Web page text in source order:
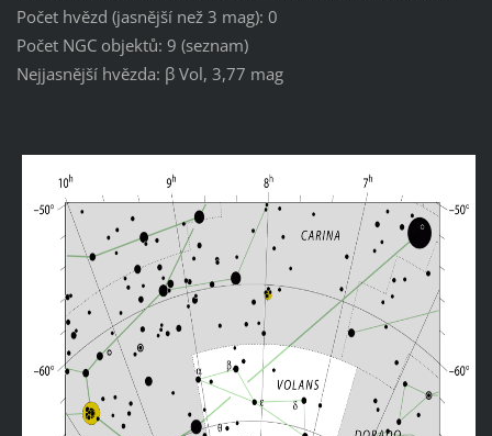
Počet hvězd (jasnější než 3 mag): 0
Počet NGC objektů: 9 (seznam)
Nejjasnější hvězda: β Vol, 3,77 mag